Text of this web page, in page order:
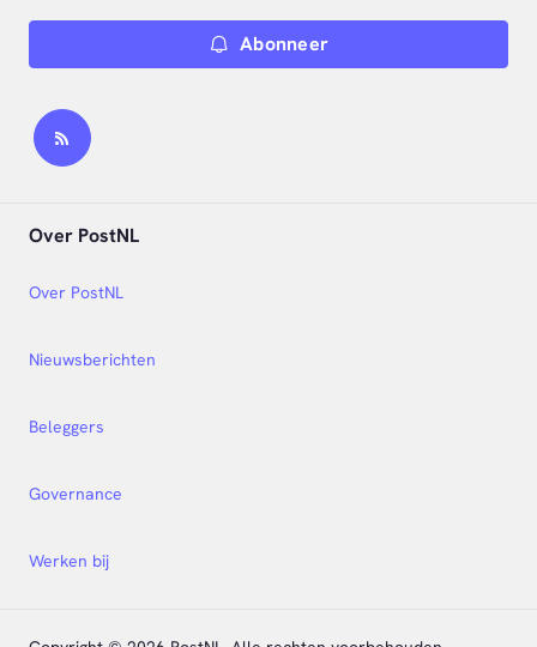
Abonneer
Over PostNL
Nieuwsberichten
Over PostNL
Beleggers
Governance
Werken bij